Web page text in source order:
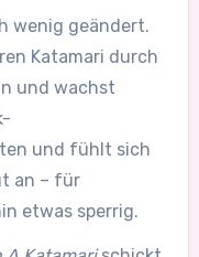
wenig geändert.
Katamari durch
und wachst
und fühlt sich
an – für
etwas sperrig.